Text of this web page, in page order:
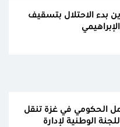
بدء الاحتلال بتسقيف
الحكومي في غزة تنقل
الوطنية لإدارة